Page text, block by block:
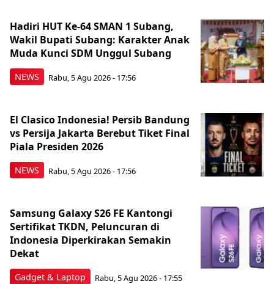
NEWS
Hadiri HUT Ke-64 SMAN 1 Subang,
Wakil Bupati Subang: Karakter Anak
Muda Kunci SDM Unggul Subang
Rabu, 5 Agu 2026 - 17:56
NEWS
El Clasico Indonesia! Persib Bandung
vs Persija Jakarta Berebut Tiket Final
Piala Presiden 2026
Rabu, 5 Agu 2026 - 17:56
Gadget & Laptop
Samsung Galaxy S26 FE Kantongi
Sertifikat TKDN, Peluncuran di
Indonesia Diperkirakan Semakin
Dekat
Rabu, 5 Agu 2026 - 17:55